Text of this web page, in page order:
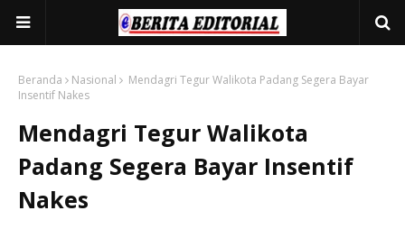
Beranda Nasional
Mendagri Tegur Walikota Padang Segera Bayar
Insentif Nakes
Mendagri Tegur Walikota
Padang Segera Bayar Insentif
Nakes